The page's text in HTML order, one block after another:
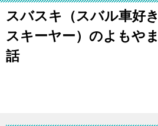
スバスキ（スバル車好き
スキーヤー）のよもやま
話